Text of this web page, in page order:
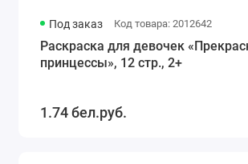
Под заказ Код товара: 2012642
Раскраска для девочек
принцессы», 12 стр., 2+
1.74 бел.руб.